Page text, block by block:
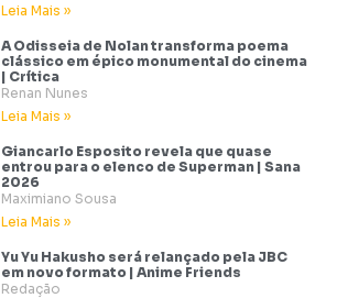
Leia Mais »
A Odisseia de Nolan transforma poema
clássico em épico monumental do cinema
| Crítica
Renan Nunes
Leia Mais »
Giancarlo Esposito revela que quase
entrou para o elenco de Superman | Sana
2026
Maximiano Sousa
Leia Mais »
Yu Yu Hakusho será relançado pela JBC
em novo formato | Anime Friends
Redação